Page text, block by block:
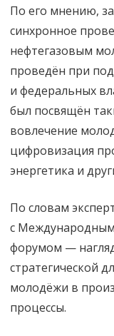
По его мнению,
синхронное
нефтегазовым
проведён при
и федеральных
был посвящён
вовлечение
цифровизация
энергетика и
По словам
с
форумом —
стратегической
молодёжи в
процессы.